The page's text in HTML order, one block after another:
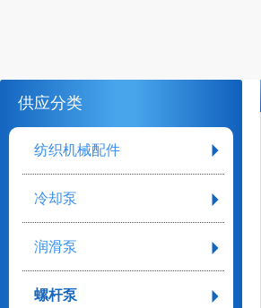
供应分类
纺织机械配件
冷却泵
润滑泵
螺杆泵